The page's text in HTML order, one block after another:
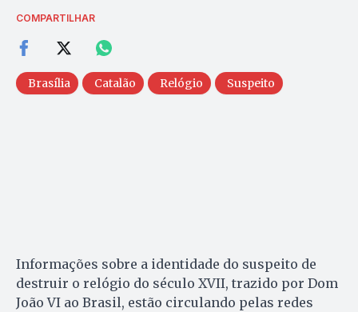
COMPARTILHAR
Brasília Catalão Relógio Suspeito
Informações sobre a identidade do suspeito de
destruir o relógio do século XVII, trazido por Dom
João VI ao Brasil, estão circulando pelas redes